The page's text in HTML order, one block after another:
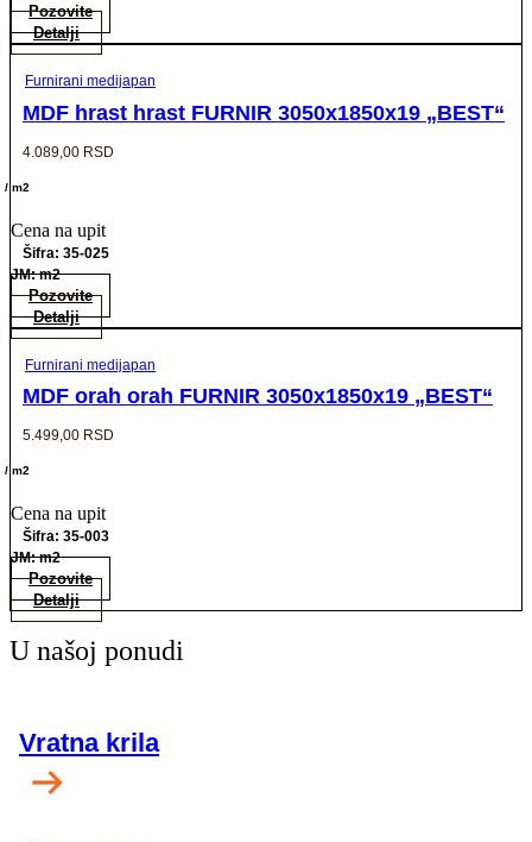
Pozovite
Detalji
Furnirani medijapan
MDF hrast hrast FURNIR 3050x1850x19 „BEST“
4.089,00 RSD
/ m2
Cena na upit
Šifra: 35-025
JM: m2
Pozovite
Detalji
Furnirani medijapan
MDF orah orah FURNIR 3050x1850x19 „BEST“
5.499,00 RSD
/ m2
Cena na upit
Šifra: 35-003
JM: m2
Pozovite
Detalji
U našoj ponudi
Vratna krila